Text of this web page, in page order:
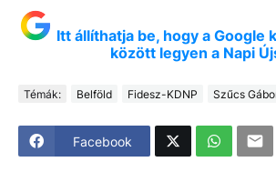
Itt állíthatja be, hogy a Google
között legyen a Napi
Témák: Belföld Fidesz-KDNP Szűcs
Facebook